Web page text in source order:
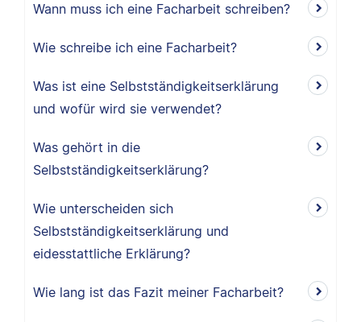
Wann muss ich eine Facharbeit schreiben?
Wie schreibe ich eine Facharbeit?
Was ist eine Selbstständigkeitserklärung
und wofür wird sie verwendet?
Was gehört in die
Selbstständigkeitserklärung?
Wie unterscheiden sich
Selbstständigkeitserklärung und
eidesstattliche Erklärung?
Wie lang ist das Fazit meiner Facharbeit?